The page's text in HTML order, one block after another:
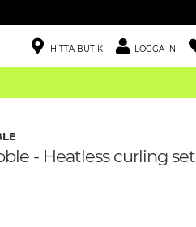
HITTA BUTIK LOGGA IN
- Heatless curling set